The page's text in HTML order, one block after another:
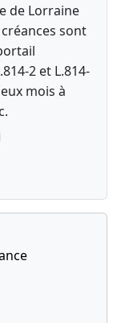
de Lorraine
sont
2 et L.814-
mois à